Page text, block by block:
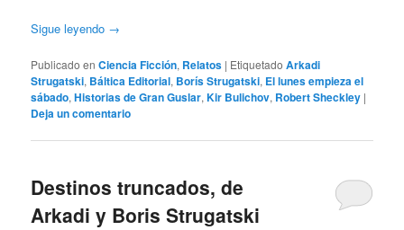
Sigue leyendo →
Publicado en Ciencia Ficción, Relatos | Etiquetado Arkadi
Strugatski, Báltica Editorial, Borís Strugatski, El lunes empieza el
sábado,Historias de Gran Guslar,Kir Bulichov, Robert Sheckley |
Deja un comentario
Destinos truncados, de
Arkadi y Boris Strugatski